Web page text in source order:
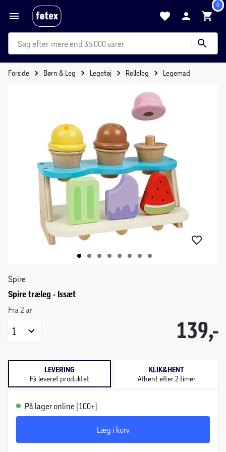
0
mere end 35.000 varer
Forside Børn & Leg Legetøj Rolleleg Legemad
Spire
Spire træleg - Issæt
Fra 2 år
139,-
1
LEVERING
Få leveret produktet
KLIK&HENT
Afhent efter 2 timer
På lager online (100+)
Læg i kurv